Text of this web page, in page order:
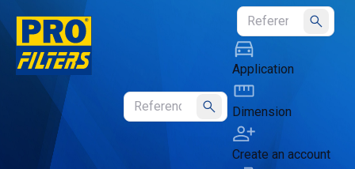
Submit
Submit
Application
Dimension
Create an account